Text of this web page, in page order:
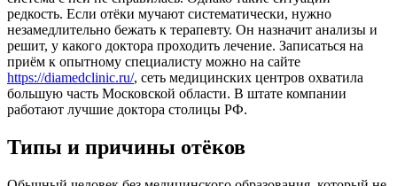
редкость. Если отёки мучают систематически, нужно
незамедлительно бежать к терапевту. Он назначит анализы и
решит, у какого доктора проходить лечение. Записаться на
приём к опытному специалисту можно на сайте
https://diamedclinic.ru/, сеть медицинских центров охватила
большую часть Московской области. В штате компании
работают лучшие доктора столицы РФ.
Типы и причины отёков